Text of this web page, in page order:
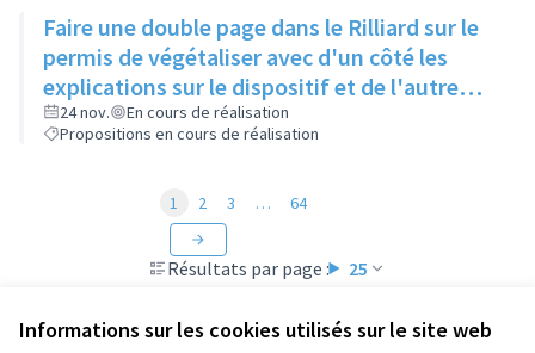
Informations sur les cookies utilisés sur le site web
Faire une double page dans le Rilliard sur le
permis de végétaliser avec d'un côté les
explications sur le dispositif et de l'autre
côté des exemples concrets de lieux à
investir
24 nov.
En cours de réalisation
Propositions en cours de réalisation
Résultats par page : 25
1 2 3 … 64